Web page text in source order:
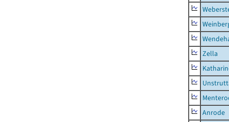
Zella
Anrode